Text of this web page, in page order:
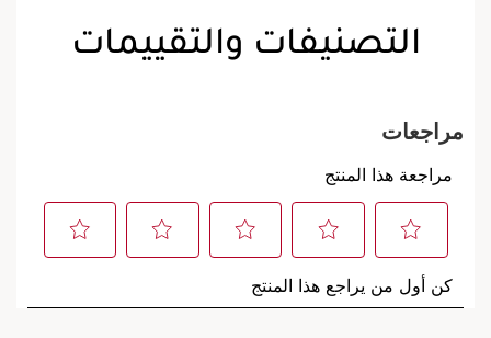
التصنيفات والتقييمات